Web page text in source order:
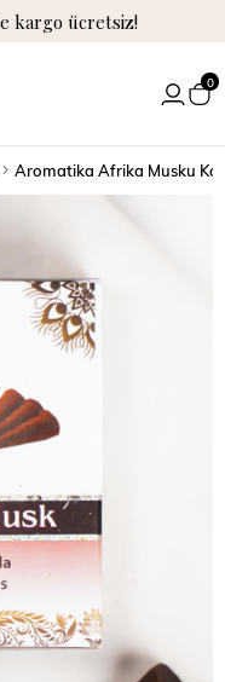
kargo ücretsiz!
0
Aromatika Afrika Musku